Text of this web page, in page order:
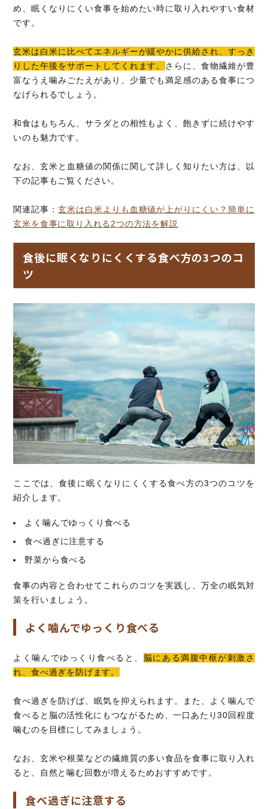
め、眠くなりにくい食事を始めたい時に取り入れやすい食材
です。
玄米は白米に比べてエネルギーが緩やかに供給され、すっき
りした午後をサポートしてくれます。 さらに、食物繊維が豊
富なうえ噛みごたえがあり、少量でも満足感のある食事につ
なげられるでしょう。
和食はもちろん、サラダとの相性もよく、飽きずに続けやす
いのも魅力です。
なお、玄米と血糖値の関係に関して詳しく知りたい方は、以
下の記事もご覧ください。
関連記事：玄米は白米よりも血糖値が上がりにくい？簡単に
玄米を食事に取り入れる2つの方法を解説
食後に眠くなりにくくする食べ方の3つのコ
ツ
ここでは、食後に眠くなりにくくする食べ方の3つのコツを
紹介します。
よく噛んでゆっくり食べる
食べ過ぎに注意する
野菜から食べる
食事の内容と合わせてこれらのコツを実践し、万全の眠気対
策を行いましょう。
よく噛んでゆっくり食べる
よく噛んでゆっくり食べると、 脳にある満腹中枢が刺激さ
れ、食べ過ぎを防げます。
食べ過ぎを防げば、眠気を抑えられます。また、よく噛んで
食べると脳の活性化にもつながるため、一口あたり30回程度
噛むのを目標にしてみましょう。
なお、玄米や根菜などの繊維質の多い食品を食事に取り入れ
ると、自然と噛む回数が増えるためおすすめです。
食べ過ぎに注意する